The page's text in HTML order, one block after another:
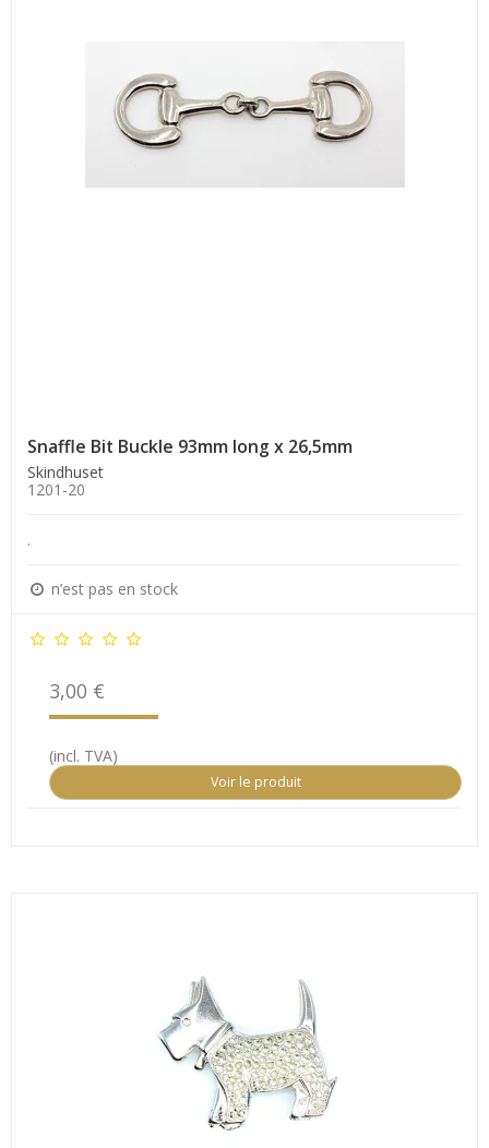
Snaffle Bit Buckle 93mm long x 26,5mm
Skindhuset
1201-20
.
n’est pas en stock
3,00 €
(incl. TVA)
Voir le produit